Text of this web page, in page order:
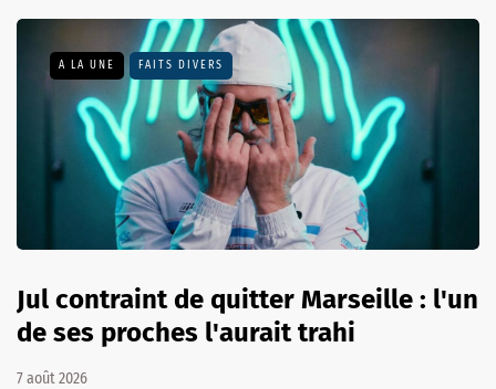
A LA UNE FAITS DIVERS
Jul contraint de quitter Marseille : l'un
de ses proches l'aurait trahi
7 août 2026